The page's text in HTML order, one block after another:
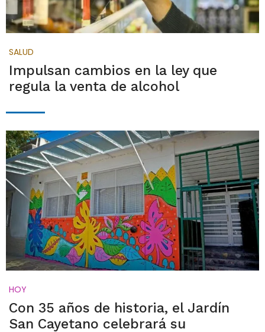
SALUD
Impulsan cambios en la ley que
regula la venta de alcohol
HOY
Con 35 años de historia, el Jardín
San Cayetano celebrará su